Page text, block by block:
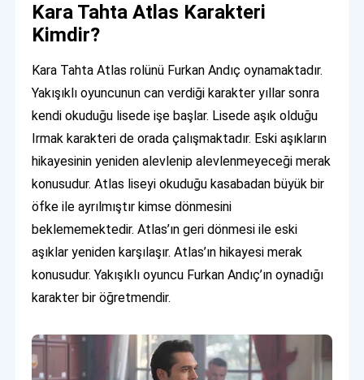
Kara Tahta Atlas Karakteri
Kimdir?
Kara Tahta Atlas rolünü Furkan Andıç oynamaktadır.
Yakışıklı oyuncunun can verdiği karakter yıllar sonra
kendi okuduğu lisede işe başlar. Lisede aşık olduğu
Irmak karakteri de orada çalışmaktadır. Eski aşıkların
hikayesinin yeniden alevlenip alevlenmeyeceği merak
konusudur. Atlas liseyi okuduğu kasabadan büyük bir
öfke ile ayrılmıştır kimse dönmesini
beklememektedir. Atlas’ın geri dönmesi ile eski
aşıklar yeniden karşılaşır. Atlas’ın hikayesi merak
konusudur. Yakışıklı oyuncu Furkan Andıç’ın oynadığı
karakter bir öğretmendir.